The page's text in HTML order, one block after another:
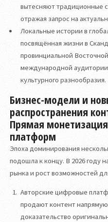
вытесняют традиционные
отражая запрос на
Локальные истории в
посвящённая жизни в
провинциальной
международной
культурного разнообразия.
Бизнес-модели и
распространения
Прямая
платформ
Эпоха доминирования
подошла к концу. В 2026 году
рынка и рост возможностей
Авторские цифровые
продают контент
доказательство